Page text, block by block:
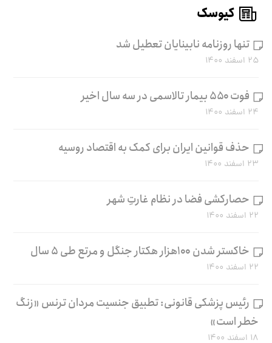
کیوسک
تنها روزنامه نابینایان تعطیل شد
۲۵ اسفند ۱۴۰۰
فوت ۵۵۰ بیمار تالاسمی در سه سال اخیر
۲۴ اسفند ۱۴۰۰
حذف قوانین ایران برای کمک به اقتصاد روسیه
۲۳ اسفند ۱۴۰۰
حصارکشی فضا در نظام غارتِ شهر
۲۲ اسفند ۱۴۰۰
خاکستر شدن ۱۰۰هزار هکتار جنگل و مرتع طی ۵ سال
۲۲ اسفند ۱۴۰۰
رئیس پزشکی قانونی: تطبیق جنسیت مردان ترنس «زنگ
خطر است»
۱۸ اسفند ۱۴۰۰